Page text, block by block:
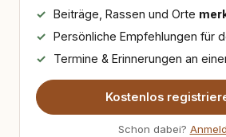
Beiträge, Rassen und Orte
Persönliche Empfehlungen für
Termine & Erinnerungen an
Kostenlos
Schon dabei?